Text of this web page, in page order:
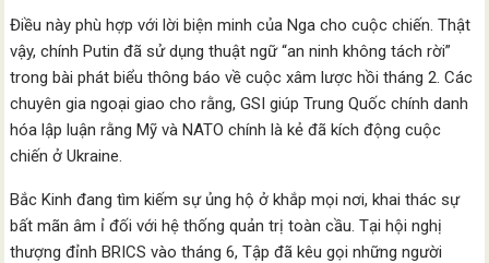
Điều này phù hợp với lời biện minh của Nga cho cuộc chiến. Thật
vậy, chính Putin đã sử dụng thuật ngữ “an ninh không tách rời”
trong bài phát biểu thông báo về cuộc xâm lược hồi tháng 2. Các
chuyên gia ngoại giao cho rằng, GSI giúp Trung Quốc chính danh
hóa lập luận rằng Mỹ và NATO chính là kẻ đã kích động cuộc
chiến ở Ukraine.
Bắc Kinh đang tìm kiếm sự ủng hộ ở khắp mọi nơi, khai thác sự
bất mãn âm ỉ đối với hệ thống quản trị toàn cầu. Tại hội nghị
thượng đỉnh BRICS vào tháng 6, Tập đã kêu gọi những người